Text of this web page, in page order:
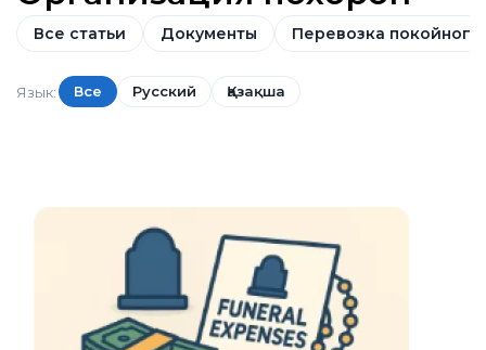
Все статьи Документы Перевозка покойного
Язык: Все Русский Қазақша